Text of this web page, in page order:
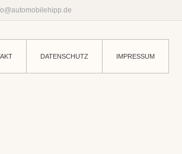
DATENSCHUTZ IMPRESSUM